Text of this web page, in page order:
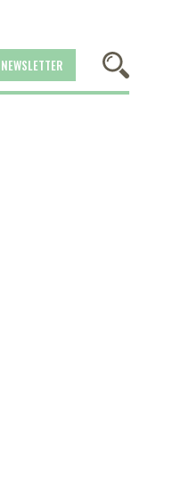
NEWSLETTER